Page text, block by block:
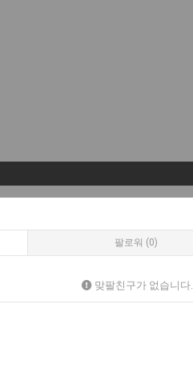
팔로워 (0)
맞팔친구가 없습니다.